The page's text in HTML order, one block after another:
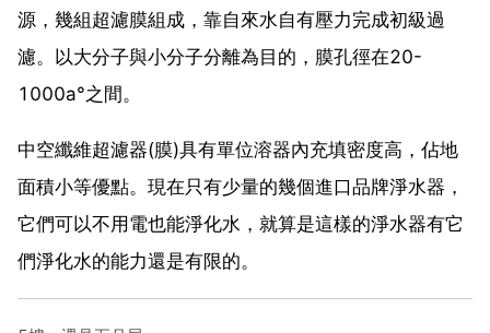
源，幾組超濾膜組成，靠自來水自有壓力完成初級過
濾。以大分子與小分子分離為目的，膜孔徑在20-
1000a°之間。
中空纖維超濾器(膜)具有單位溶器內充填密度高，佔地
面積小等優點。現在只有少量的幾個進口品牌淨水器，
它們可以不用電也能淨化水，就算是這樣的淨水器有它
們淨化水的能力還是有限的。